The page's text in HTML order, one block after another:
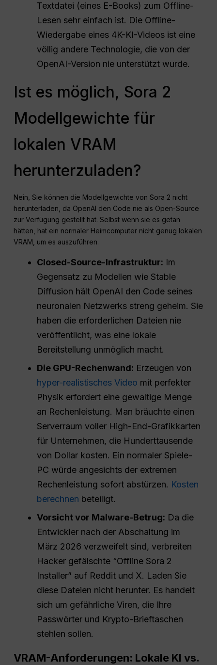
Textdatei (eines E-Books) zum Offline-
Lesen sehr einfach ist. Die Offline-
Wiedergabe eines 4K-KI-Videos ist eine
völlig andere Technologie, die von der
OpenAI-Version nie unterstützt wurde.
Ist es möglich, Sora 2
Modellgewichte für
lokalen VRAM
herunterzuladen?
Nein, Sie können die Modellgewichte von Sora 2 nicht
herunterladen, da OpenAI den Code nie als Open-Source
zur Verfügung gestellt hat. Selbst wenn sie es getan
hätten, hat ein normaler Heimcomputer nicht genug lokalen
VRAM, um es auszuführen.
Closed-Source-Infrastruktur: Im
Gegensatz zu Modellen wie Stable
Diffusion hält OpenAI den Code seines
neuronalen Netzwerks streng geheim. Sie
haben die erforderlichen Dateien nie
veröffentlicht, was eine lokale
Bereitstellung unmöglich macht.
Die GPU-Rechenwand: Erzeugen von
hyper-realistisches Video mit perfekter
Physik erfordert eine gewaltige Menge
an Rechenleistung. Man bräuchte einen
Serverraum voller High-End-Grafikkarten
für Unternehmen, die Hunderttausende
von Dollar kosten. Ein normaler Spiele-
PC würde angesichts der extremen
Rechenleistung sofort abstürzen. Kosten
berechnen beteiligt.
Vorsicht vor Malware-Betrug: Da die
Entwickler nach der Abschaltung im
März 2026 verzweifelt sind, verbreiten
Hacker gefälschte “Offline Sora 2
Installer” auf Reddit und X. Laden Sie
diese Dateien nicht herunter. Es handelt
sich um gefährliche Viren, die Ihre
Passwörter und Krypto-Brieftaschen
stehlen sollen.
VRAM-Anforderungen: Lokale KI vs.